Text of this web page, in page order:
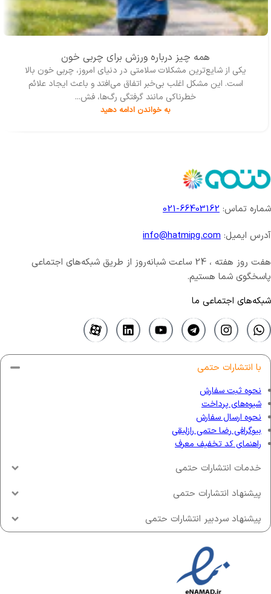
همه چیز درباره ورزش برای چربی خون
یکی از شایع‌ترین مشکلات سلامتی در دنیای امروز، چربی خون بالا
است. این مشکل اغلب بی‌خبر اتفاق می‌افتد و باعث ایجاد علائم
خطرناکی مانند گرفتگی رگ‌ها، فش...
به خواندن ادامه دهید
شماره تماس: 66403162-021
آدرس ایمیل: info@hatmipg.com
هفت روز هفته ، 24 ساعت شبانه‌روز از طریق شبکه‌های اجتماعی
پاسخگوی شما هستیم.
شبکه‌های اجتماعی ما
با انتشارات حتمی
نحوه ثبت سفارش
شیوه‌های پرداخت
نحوه ارسال سفارش
بیوگرافی رضا حتمی رازلیقی
راهنمای کد تخفیف معرف
خدمات انتشارات حتمی
پیشنهاد انتشارات حتمی
پیشنهاد سردبیر انتشارات حتمی